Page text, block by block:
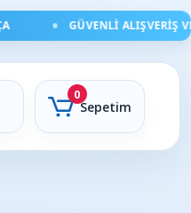
GÜVENLI ALIŞVERIŞ VE
0
Sepetim